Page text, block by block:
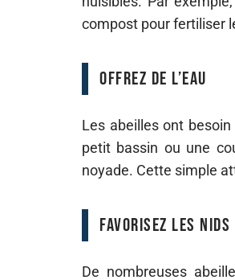
compost pour fertiliser
Offrez de l’eau
Les abeilles ont besoin
petit bassin ou une
noyade. Cette simple
Favorisez les
De nombreuses